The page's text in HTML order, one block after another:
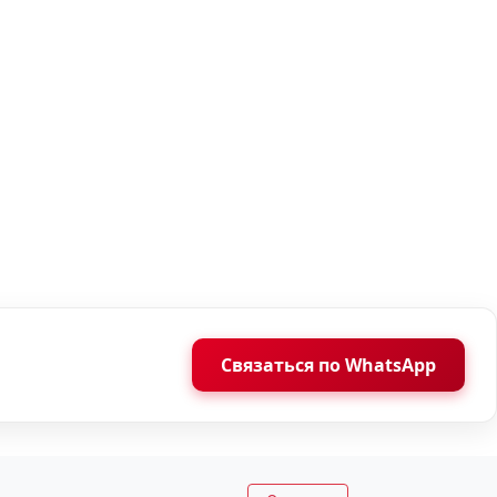
Связаться по WhatsApp